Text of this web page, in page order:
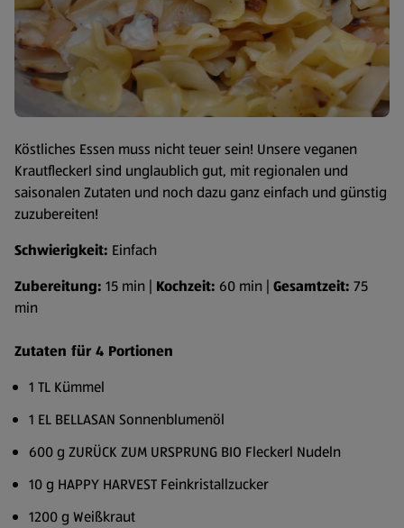
Köstliches Essen muss nicht teuer sein! Unsere veganen
Krautfleckerl sind unglaublich gut, mit regionalen und
saisonalen Zutaten und noch dazu ganz einfach und günstig
zuzubereiten!
Schwierigkeit: Einfach
Zubereitung: 15 min | Kochzeit: 60 min | Gesamtzeit: 75
min
Zutaten für 4 Portionen
1 TL Kümmel
1 EL BELLASAN Sonnenblumenöl
600 g ZURÜCK ZUM URSPRUNG BIO Fleckerl Nudeln
10 g HAPPY HARVEST Feinkristallzucker
1200 g Weißkraut